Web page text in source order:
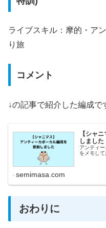
ライブスキル：摩的・ア
り旅
コメント
↓の記事で紹介した編成で
【シャ
しました
アンティ
をメモして
semimasa.com
おわりに